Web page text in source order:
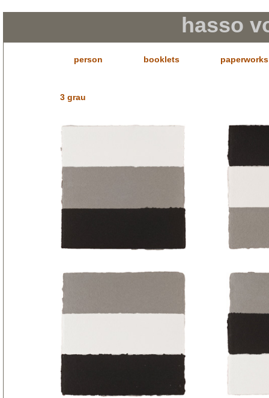
hasso
person booklets paperworks
3 grau